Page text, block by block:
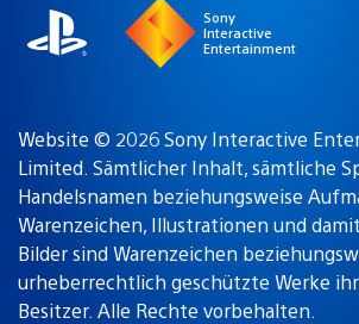
Sony
Interactive
Entertainment
Website © 2026 Sony Interactive
Limited. Sämtlicher Inhalt, sämtliche
Handelsnamen beziehungsweise
Warenzeichen, Illustrationen und
Bilder sind Warenzeichen
urheberrechtlich geschützte Werke
Besitzer. Alle Rechte vorbehalten.